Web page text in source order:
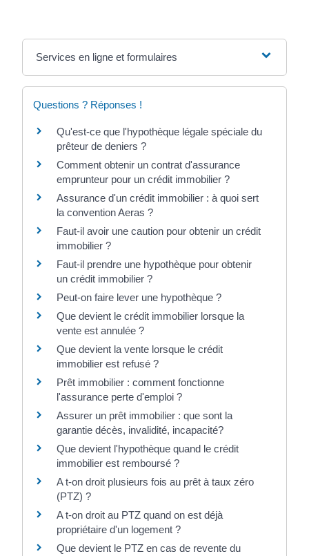
Services en ligne et formulaires
Questions ? Réponses !
Qu'est-ce que l'hypothèque légale spéciale du
prêteur de deniers ?
Comment obtenir un contrat d'assurance
emprunteur pour un crédit immobilier ?
Assurance d'un crédit immobilier : à quoi sert
la convention Aeras ?
Faut-il avoir une caution pour obtenir un crédit
immobilier ?
Faut-il prendre une hypothèque pour obtenir
un crédit immobilier ?
Peut-on faire lever une hypothèque ?
Que devient le crédit immobilier lorsque la
vente est annulée ?
Que devient la vente lorsque le crédit
immobilier est refusé ?
Prêt immobilier : comment fonctionne
l'assurance perte d'emploi ?
Assurer un prêt immobilier : que sont la
garantie décès, invalidité, incapacité?
Que devient l'hypothèque quand le crédit
immobilier est remboursé ?
A t-on droit plusieurs fois au prêt à taux zéro
(PTZ) ?
A t-on droit au PTZ quand on est déjà
propriétaire d'un logement ?
Que devient le PTZ en cas de revente du